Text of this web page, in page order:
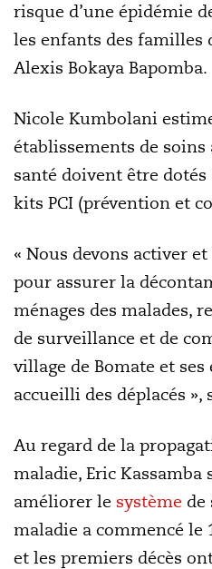
risque d’une épidémie
les enfants des familles
Alexis Bokaya Bapomba.
Nicole Kumbolani
établissements de soins
santé doivent être
kits PCI (prévention et
« Nous devons activer
pour assurer la
ménages des malades,
de surveillance et de
village de Bomate et
accueilli des déplacés
Au regard de la
maladie, Eric
améliorer le système de
maladie a commencé le
et les premiers décès